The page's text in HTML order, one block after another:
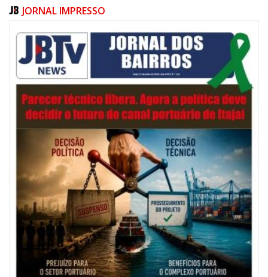
06/08/2026 | 07:00
Festival de Pesca de Praia vai celebrar o aniversário de Navegantes
ITAJAÍ
JORNAL IMPRESSO